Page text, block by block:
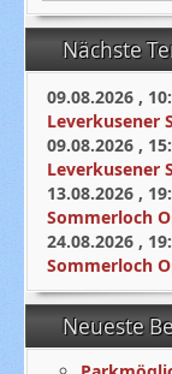
Nächste
09.08.2026 ,
Leverkusener
09.08.2026 ,
Leverkusener
13.08.2026 ,
Sommerloch
24.08.2026 ,
Sommerloch
Neueste